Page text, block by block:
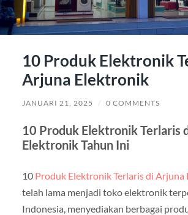
10 Produk Elektronik
Arjuna Elektronik
JANUARI 21, 2025 / 0 COMMENTS
10 Produk Elektronik Terlaris
Elektronik Tahun Ini
10 Produk Elektronik Terlaris di Arjuna
telah lama menjadi toko elektronik
Indonesia, menyediakan berbagai